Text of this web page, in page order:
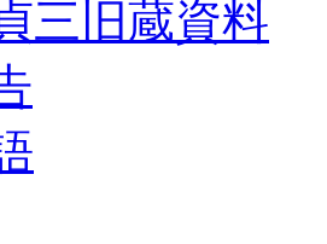
三旧蔵資料